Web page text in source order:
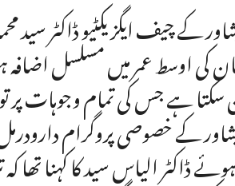
کے چیف ایگزیکٹیو ڈاکٹر
اوسط عمر میں مسلسل اضافہ
سکتا ہے جس کی تمام وجوہات
پشاور کے خصوصی پروگرام
ڈاکٹر الیاس سید کا کہنا